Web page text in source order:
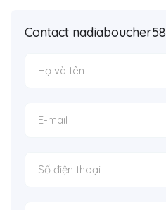
Contact nadiaboucher58